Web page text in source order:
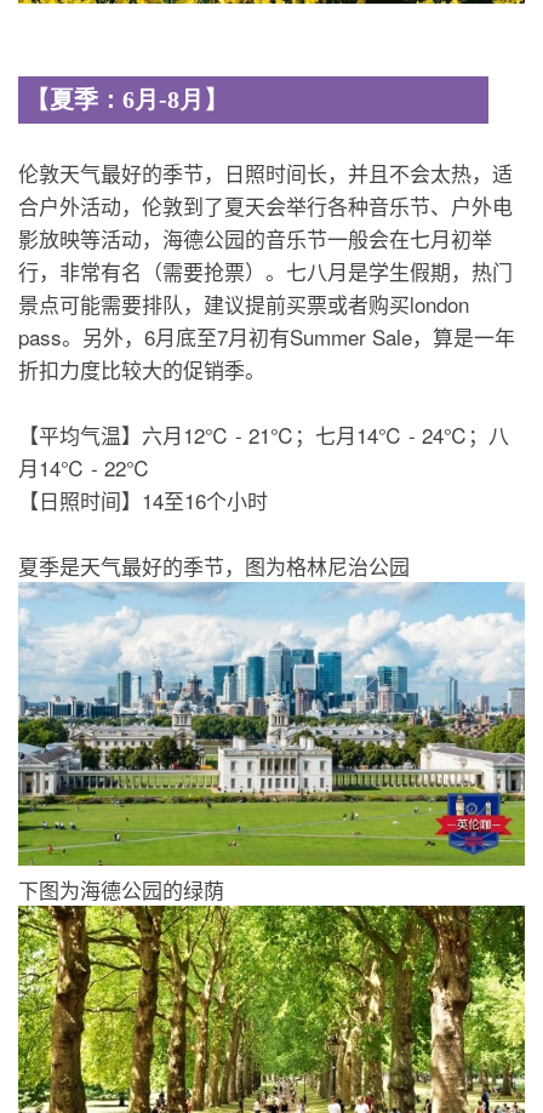
【夏季：6月-8月】
伦敦天气最好的季节，日照时间长，并且不会太热，适
合户外活动，伦敦到了夏天会举行各种音乐节、户外电
影放映等活动，海德公园的音乐节一般会在七月初举
行，非常有名（需要抢票）。七八月是学生假期，热门
景点可能需要排队，建议提前买票或者购买london
pass。另外，6月底至7月初有Summer Sale，算是一年
折扣力度比较大的促销季。
【平均气温】六月12℃ - 21℃；七月14℃ - 24℃；八
月14℃ - 22℃
【日照时间】14至16个小时
夏季是天气最好的季节，图为格林尼治公园
下图为海德公园的绿荫